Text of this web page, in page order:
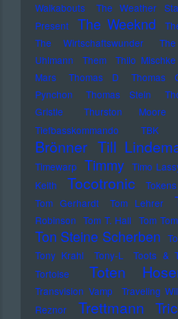
Walkabouts
The Weather
Present
The Weeknd
The Wirtschaftswunder
Uhlmann
Them Thilo Mischke
Mars
Thomas D Thomas
Pynchon
Thomas Stein
Gristle
Thurston Moore
Tiefbasskommando TBK
Brönner Till
Timewarp Timmy Timo
Keith
Tocotronic Tokens
Tom Gerhardt Tom Lehrer
Robinson Tom T. Hall Tom
Ton Steine Scherben
Tony Krahl
Tony-L Toots &
Tortoise
Toten
Transvision Vamp
Traveling
Reznor
Trettmann